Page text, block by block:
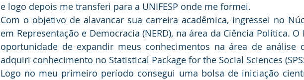
e logo depois me transferi para a UNIFESP onde me formei.
Com o objetivo de alavancar sua carreira acadêmica, ingressei no
em Representação e Democracia (NERD), na área da Ciência Política. O
oportunidade de expandir meus conhecimentos na área de análise
adquiri conhecimento no Statistical Package for the Social Sciences
Logo no meu primeiro período consegui uma bolsa de iniciação